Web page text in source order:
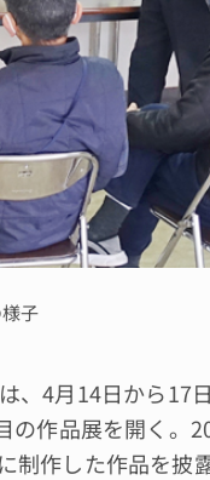
子
4月14日から17
作品展を開く。
作した作品を披